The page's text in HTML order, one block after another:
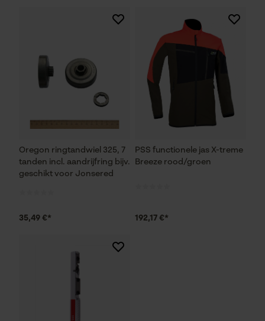
Oregon ringtandwiel 325, 7
tanden incl. aandrijfring bijv.
geschikt voor Jonsered
35,49 €*
PSS functionele jas X-treme
Breeze rood/groen
192,17 €*
Econda Analytics
Mouseflow Web Analytics Tool
Loop54 Personalization